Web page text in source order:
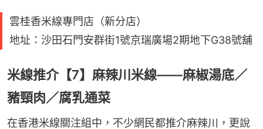
雲桂香米線專門店（新分店）
地址：沙田石門安群街1號京瑞廣場2期地下G38號舖
米線推介【7】麻辣川米線——麻椒湯底／
豬頸肉／腐乳通菜
在香港米線關注組中，不少網民都推介麻辣川，更說